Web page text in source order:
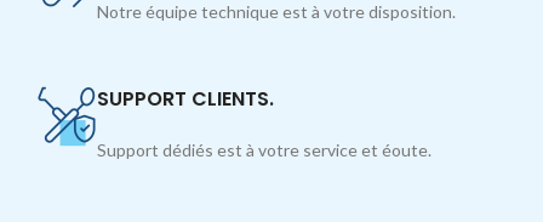
Notre équipe technique est à votre disposition.
SUPPORT CLIENTS.
Support dédiés est à votre service et éoute.